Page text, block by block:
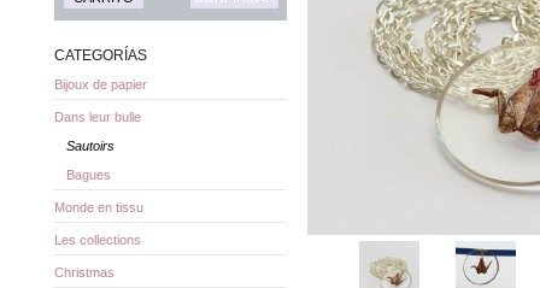
CATEGORÍAS
Bijoux de papier
Dans leur bulle
Sautoirs
Bagues
Monde en tissu
Les collections
Christmas